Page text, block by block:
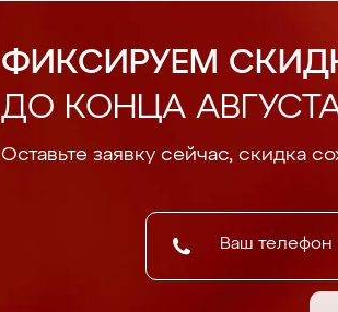
ФИКСИРУЕМ
ДО КОНЦА
Оставьте заявку сейчас, скидка